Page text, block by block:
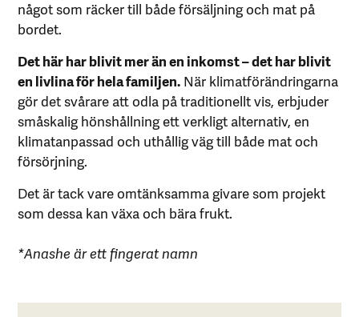
något som räcker till både försäljning och mat på
bordet.
Det här har blivit mer än en inkomst – det har blivit
en livlina för hela familjen. När klimatförändringarna
gör det svårare att odla på traditionellt vis, erbjuder
småskalig hönshållning ett verkligt alternativ, en
klimatanpassad och uthållig väg till både mat och
försörjning.
Det är tack vare omtänksamma givare som projekt
som dessa kan växa och bära frukt.
*Anashe är ett fingerat namn